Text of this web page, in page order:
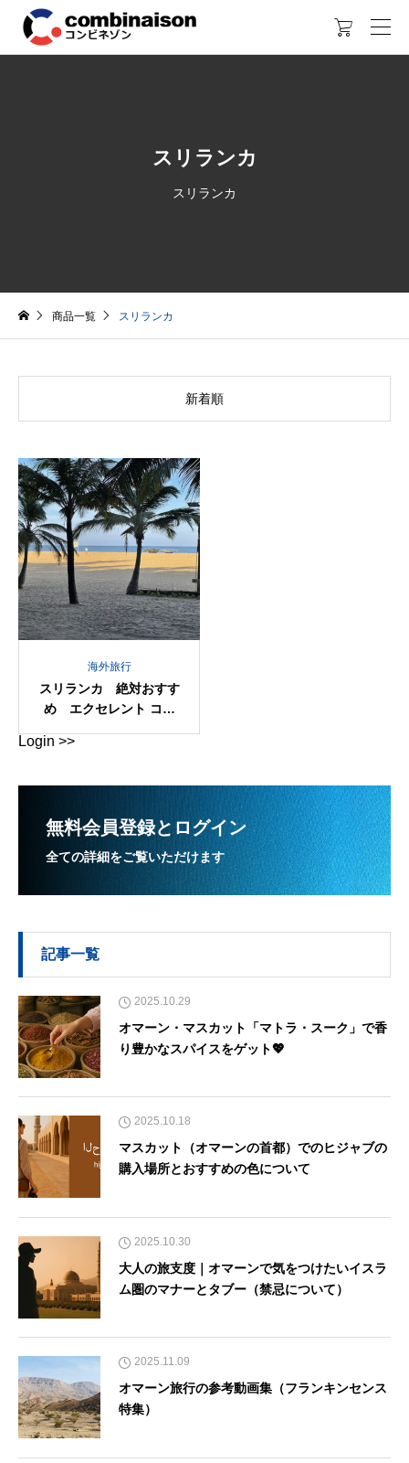

スリランカ
スリランカ
商品一覧 スリランカ
新着順
海外旅行
スリランカ 絶対おすす
め エクセレント コー
Login >>
無料会員登録とログイン
全ての詳細をご覧いただけます
記事一覧
2025.10.29
オマーン・マスカット「マトラ・スーク」で香
り豊かなスパイスをゲット💖
2025.10.18
マスカット（オマーンの首都）でのヒジャブの
購入場所とおすすめの色について
2025.10.30
大人の旅支度｜オマーンで気をつけたいイスラ
ム圏のマナーとタブー（禁忌について）
2025.11.09
オマーン旅行の参考動画集（フランキンセンス
特集）